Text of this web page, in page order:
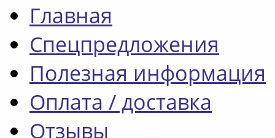
Главная
Спецпредложения
Полезная информация
Оплата / доставка
Отзывы